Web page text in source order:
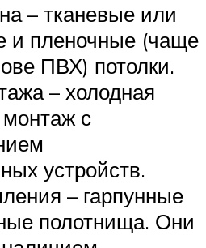
– тканевые или
и пленочные (чаще
ПВХ) потолки.
– холодная
монтаж с
устройств.
– гарпунные
полотнища. Они